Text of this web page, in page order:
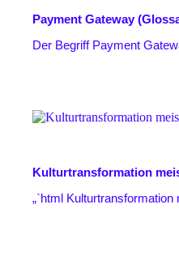
Payment Gateway
Der Begriff Payment
Kulturtransformation
„`html